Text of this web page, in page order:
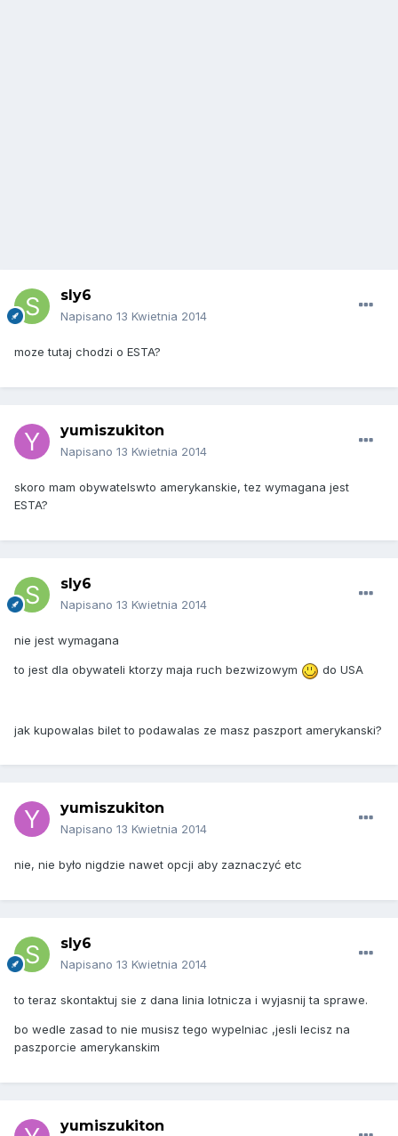
sly6
Napisano 13 Kwietnia 2014
moze tutaj chodzi o ESTA?
yumiszukiton
Napisano 13 Kwietnia 2014
skoro mam obywatelswto amerykanskie, tez wymagana jest
ESTA?
sly6
Napisano 13 Kwietnia 2014
nie jest wymagana
to jest dla obywateli ktorzy maja ruch bezwizowym do USA
jak kupowalas bilet to podawalas ze masz paszport amerykanski?
yumiszukiton
Napisano 13 Kwietnia 2014
nie, nie było nigdzie nawet opcji aby zaznaczyć etc
sly6
Napisano 13 Kwietnia 2014
to teraz skontaktuj sie z dana linia lotnicza i wyjasnij ta sprawe.
bo wedle zasad to nie musisz tego wypelniac ,jesli lecisz na
paszporcie amerykanskim
yumiszukiton